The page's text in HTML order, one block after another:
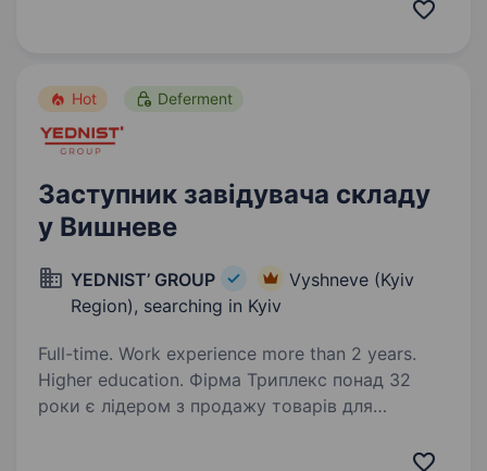
Hot Deferment
Заступник завідувача складу
у Вишневе
YEDNIST’ GROUP
Vyshneve (Kyiv
Region), searching in Kyiv
Full-time. Work experience more than 2 years.
Higher education. Фірма Триплекс понад 32
роки є лідером з продажу товарів для
торгово-виробничої компанії YEDNIST' GROUP.